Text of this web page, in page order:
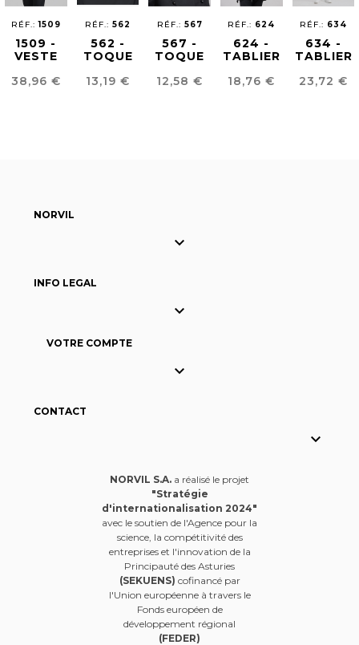
RÉF.:1509
1509 -
VESTE
LADY
Prix
38,96 €
RÉF.:562
562 -
TOQUE
CUISINIER
Prix
13,19 €
RÉF.: 567
567 -
TOQUE
CUISINIER
Prix
12,58 €
RÉF.: 624
624 -
TABLIER
Prix
18,76 €
RÉF.: 634
634 -
TABLIER
Prix
23,72 €
NORVIL

INFO LEGAL

VOTRE COMPTE

CONTACT

NORVIL S.A. a réalisé le projet
"Stratégie
d'internationalisation 2024"
avec le soutien de l'Agence pour la
science, la compétitivité des
entreprises et l'innovation de la
Principauté des Asturies
(SEKUENS) cofinancé par
l'Union européenne à travers le
Fonds européen de
développement régional
(FEDER)